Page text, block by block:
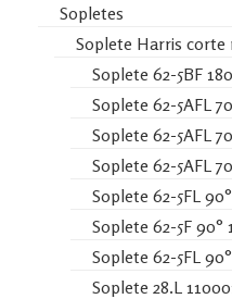
Sopletes
Soplete Harris
Soplete 62-5BF
Soplete 62-5AFL
Soplete 62-5AFL
Soplete 62-5AFL
Soplete 62-5FL
Soplete 62-5F 90°
Soplete 62-5FL
Soplete 28.L